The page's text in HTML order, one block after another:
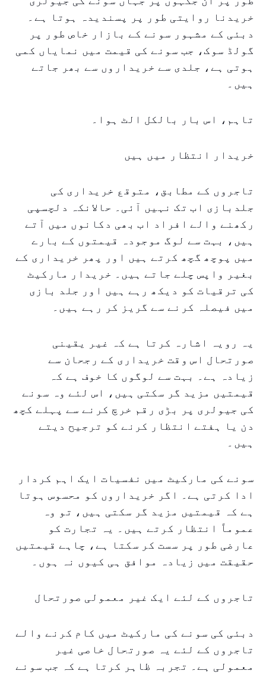
خریدنا روایتی طور پر پسندیدہ ہوتا ہے۔
دبئی کے مشہور سونے کے بازار خاص طور پر
گولڈ سوک، جب سونے کی قیمت میں نمایاں کمی
ہوتی ہے، جلدی سے خریداروں سے بھر جاتے
ہیں۔
تاہم، اس بار بالکل الٹ ہوا۔
خریدار انتظار میں ہیں
تاجروں کے مطابق، متوقع خریداری کی
جلدبازی اب تک نہیں آئی۔ حالانکہ دلچسپی
رکھنے والے افراد اب بھی دکانوں میں آتے
ہیں، بہت سے لوگ موجودہ قیمتوں کے بارے
میں پوچھ گچھ کرتے ہیں اور پھر خریداری کے
بغیر واپس چلے جاتے ہیں۔ خریدار مارکیٹ
کی ترقیات کو دیکھ رہے ہیں اور جلد بازی
میں فیصلہ کرنے سے گریز کر رہے ہیں۔
یہ رویہ اشارہ کرتا ہے کہ غیر یقینی
صورتحال اس وقت خریداری کے رجحان سے
زیادہ ہے۔ بہت سے لوگوں کا خوف ہے کہ
قیمتیں مزید گر سکتی ہیں، اس لئے وہ سونے
کی جیولری پر بڑی رقم خرچ کرنے سے پہلے کچھ
دن یا ہفتے انتظار کرنے کو ترجیح دیتے
ہیں۔
سونے کی مارکیٹ میں نفسیات ایک اہم کردار
ادا کرتی ہے۔ اگر خریداروں کو محسوس ہوتا
ہے کہ قیمتیں مزید گر سکتی ہیں، تو وہ
عموماً انتظار کرتے ہیں۔ یہ تجارت کو
عارضی طور پر سست کر سکتا ہے، چاہے قیمتیں
حقیقت میں زیادہ موافق ہی کیوں نہ ہوں۔
تاجروں کے لئے ایک غیر معمولی صورتحال
دبئی کی سونے کی مارکیٹ میں کام کرنے والے
تاجروں کے لئے یہ صورتحال خاصی غیر
معمولی ہے۔ تجربہ ظاہر کرتا ہے کہ جب سونے